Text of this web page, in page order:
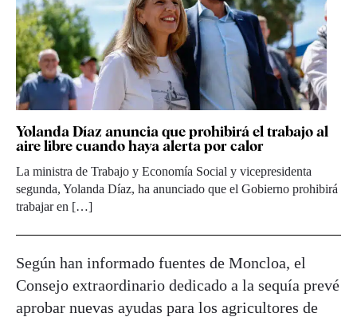
Yolanda Díaz anuncia que prohibirá el trabajo al
aire libre cuando haya alerta por calor
La ministra de Trabajo y Economía Social y vicepresidenta
segunda, Yolanda Díaz, ha anunciado que el Gobierno prohibirá
trabajar en […]
Según han informado fuentes de Moncloa, el
Consejo extraordinario dedicado a la sequía prevé
aprobar nuevas ayudas para los agricultores de